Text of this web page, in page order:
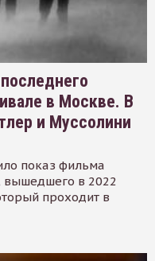
в Москве. В
и Муссолини
показ фильма
вышедшего в 2022
проходит в